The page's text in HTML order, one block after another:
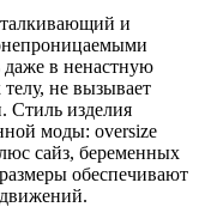
и
даже в ненастную
не вызывает
Стиль изделия
моды: oversize
сайз, беременных
обеспечивают